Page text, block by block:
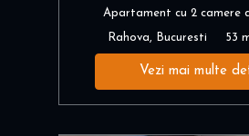
Apartament cu 2 camere
Rahova, Bucuresti 53
Vezi mai multe